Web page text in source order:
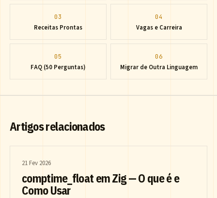
03
Receitas Prontas
04
Vagas e Carreira
05
FAQ (50 Perguntas)
06
Migrar de Outra Linguagem
Artigos relacionados
21 Fev 2026
comptime_float em Zig — O que é e
Como Usar